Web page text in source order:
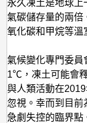
速
全
暖
化
嗎？
永久凍土是地球
氣碳儲存量的兩
氧化碳和甲烷等溫
氣候變化專門委員
1℃，凍土可能會
與人類活動在
忽視。幸而到目
急劇失控的臨界